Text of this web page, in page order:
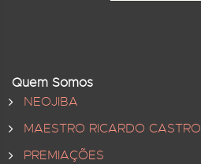
Quem Somos
NEOJIBA
MAESTRO RICARDO CASTRO
PREMIAÇÕES